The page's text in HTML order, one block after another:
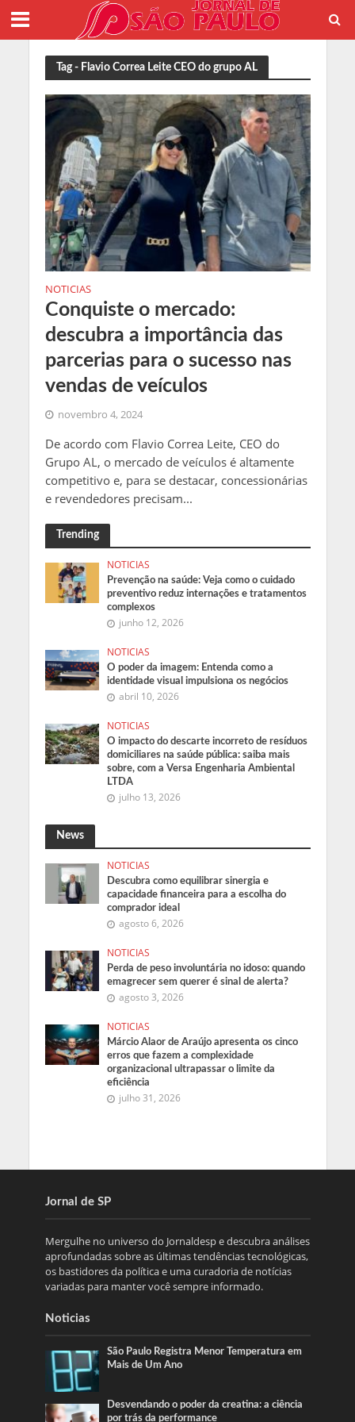
Tag - Flavio Correa Leite CEO do grupo AL
NOTICIAS
Conquiste o mercado:
descubra a importância das
parcerias para o sucesso nas
vendas de veículos
novembro 4, 2024
De acordo com Flavio Correa Leite, CEO do
Grupo AL, o mercado de veículos é altamente
competitivo e, para se destacar, concessionárias
e revendedores precisam...
Trending
NOTICIAS
Prevenção na saúde: Veja como o cuidado
preventivo reduz internações e tratamentos
complexos
junho 12, 2026
NOTICIAS
O poder da imagem: Entenda como a
identidade visual impulsiona os negócios
abril 10, 2026
NOTICIAS
O impacto do descarte incorreto de resíduos
domiciliares na saúde pública: saiba mais
sobre, com a Versa Engenharia Ambiental
LTDA
julho 13, 2026
News
NOTICIAS
Descubra como equilibrar sinergia e
capacidade financeira para a escolha do
comprador ideal
agosto 6, 2026
NOTICIAS
Perda de peso involuntária no idoso: quando
emagrecer sem querer é sinal de alerta?
agosto 3, 2026
NOTICIAS
Márcio Alaor de Araújo apresenta os cinco
erros que fazem a complexidade
organizacional ultrapassar o limite da
eficiência
julho 31, 2026
Jornal de SP
Mergulhe no universo do Jornaldesp e descubra análises
aprofundadas sobre as últimas tendências tecnológicas,
os bastidores da política e uma curadoria de notícias
variadas para manter você sempre informado.
Noticias
São Paulo Registra Menor Temperatura em
Mais de Um Ano
Desvendando o poder da creatina: a ciência
por trás da performance